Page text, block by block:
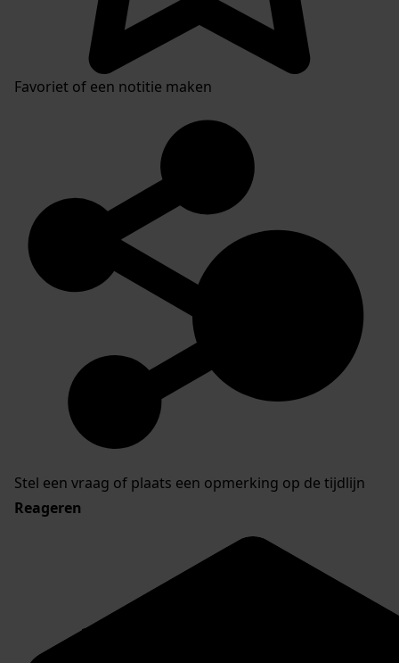
Favoriet of een notitie maken
Stel een vraag of plaats een opmerking op de tijdlijn
Reageren